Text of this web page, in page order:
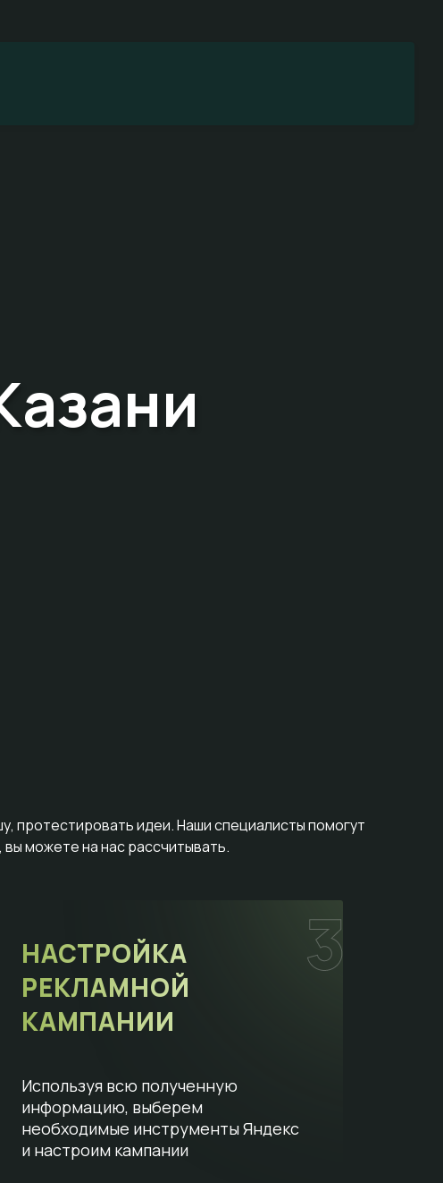
протестировать идеи. Наши специалисты помогут
можете на нас рассчитывать.
НАСТРОЙКА
РЕКЛАМНОЙ
КАМПАНИИ
Используя всю полученную
информацию, выберем
необходимые инструменты Яндекс
и настроим кампании